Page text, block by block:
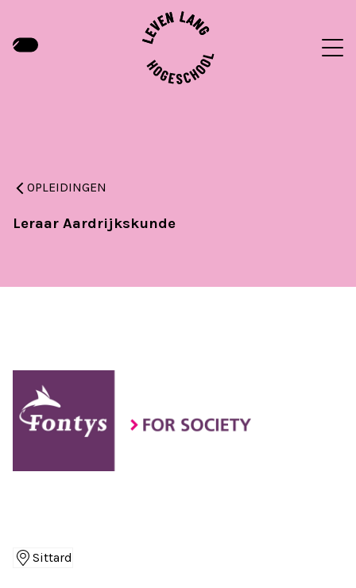
OPLEIDINGEN
Leraar Aardrijkskunde
Sittard